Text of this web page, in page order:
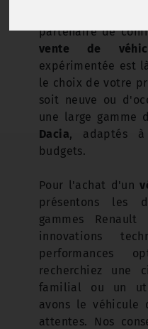
partenaire de
vente de
expérimentée est
le choix de votre
soit neuve ou
une large gamme
Dacia, adaptés
budgets.
Pour l'achat d'un
présentons les
gammes
innovations
performances
recherchiez une
familial ou un
avons le véhicule
attentes. Nos